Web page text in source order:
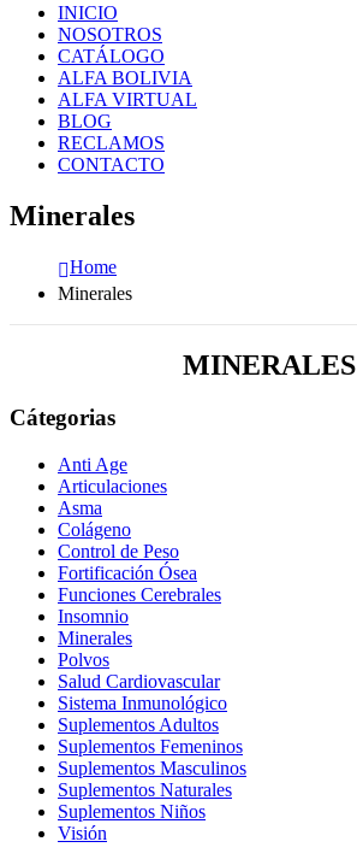
INICIO
NOSOTROS
CATÁLOGO
ALFA BOLIVIA
ALFA VIRTUAL
BLOG
RECLAMOS
CONTACTO
Minerales
Home
Minerales
MINERALES
Cátegorias
Anti Age
Articulaciones
Asma
Colágeno
Control de Peso
Fortificación Ósea
Funciones Cerebrales
Insomnio
Minerales
Polvos
Salud Cardiovascular
Sistema Inmunológico
Suplementos Adultos
Suplementos Femeninos
Suplementos Masculinos
Suplementos Naturales
Suplementos Niños
Visión